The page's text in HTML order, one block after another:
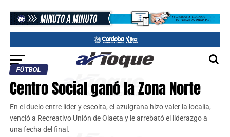
FÚTBOL
Centro Social ganó la Zona Norte
En el duelo entre líder y escolta, el azulgrana hizo valer la localía,
venció a Recreativo Unión de Olaeta y le arrebató el liderazgo a
una fecha del final.